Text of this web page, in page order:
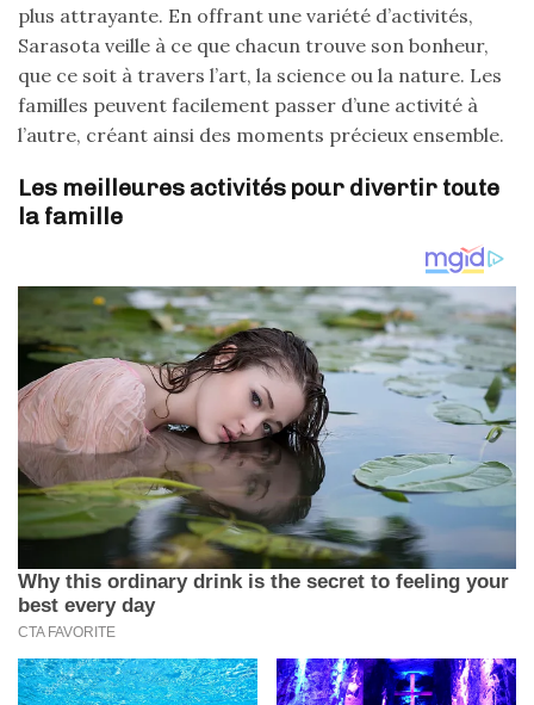
plus attrayante. En offrant une variété d’activités,
Sarasota veille à ce que chacun trouve son bonheur,
que ce soit à travers l’art, la science ou la nature. Les
familles peuvent facilement passer d’une activité à
l’autre, créant ainsi des moments précieux ensemble.
Les meilleures activités pour divertir toute
la famille